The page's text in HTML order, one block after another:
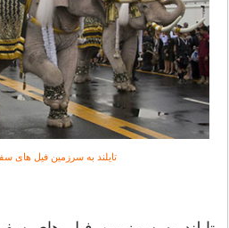
تایلند به سرزمین فیل های سفید